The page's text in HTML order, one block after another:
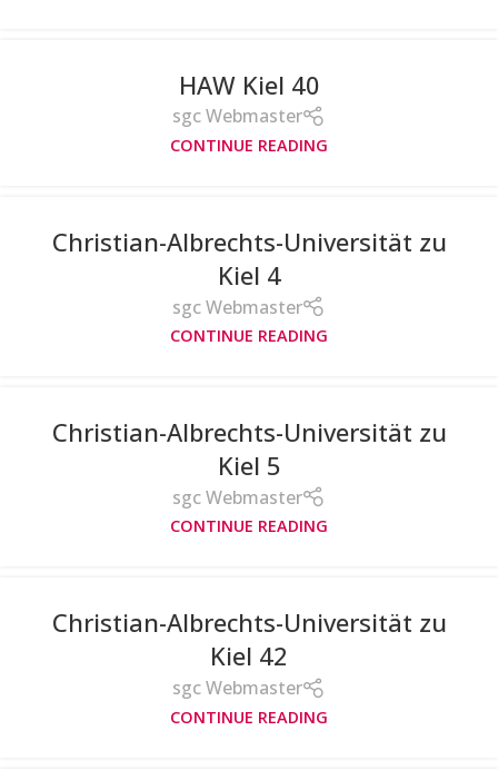
HAW Kiel 40
sgc Webmaster
CONTINUE READING
Christian-Albrechts-Universität zu
Kiel 4
sgc Webmaster
CONTINUE READING
Christian-Albrechts-Universität zu
Kiel 5
sgc Webmaster
CONTINUE READING
Christian-Albrechts-Universität zu
Kiel 42
sgc Webmaster
CONTINUE READING